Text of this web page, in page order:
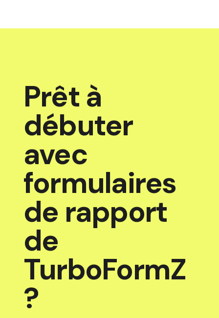
Prêt à
débuter
avec
formulaires
de rapport
de
TurboFormZ
?